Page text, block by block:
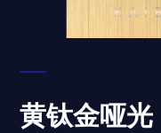
黄钛金哑光